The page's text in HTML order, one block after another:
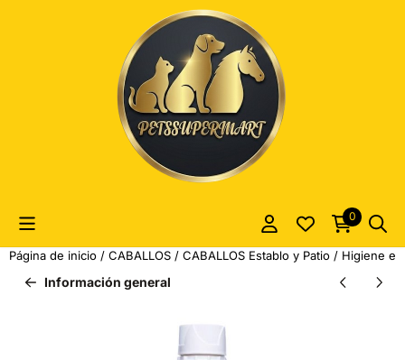
Las preferencias de cookies están actualmente cerradas.
0
Página de inicio / CABALLOS / CABALLOS Establo y Patio / Higiene
Información general